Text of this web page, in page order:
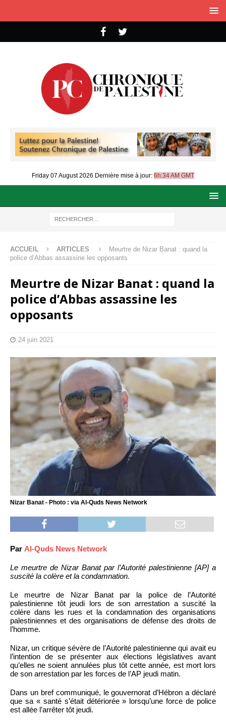
Friday 07 August 2026 Dernière mise à jour: 6h:34 AM GMT
ACCUEIL ARTICLES
Meurtre de Nizar Banat : quand la
police d’Abbas assassine les opposants
Meurtre de Nizar Banat : quand la
police d’Abbas assassine les
opposants
24 juin 2021
Nizar Banat - Photo : via Al-Quds News Network
Par Al-Quds News Network
Le meurtre de Nizar Banat par l’Autorité palestinienne [AP] a
suscité la colère et la condamnation.
Le meurtre de Nizar Banat par la police de l’Autorité
palestinienne tôt jeudi lors de son arrestation a suscité la
colère dans les rues et la condamnation des organisations
palestiniennes et des organisations de défense des droits de
l’homme.
Nizar, un critique sévère de l’Autorité palestinienne qui avait eu
l’intention de se présenter aux élections législatives avant
qu’elles ne soient annulées plus tôt cette année, est mort lors
de son arrestation par les forces de l’AP jeudi matin.
Dans un bref communiqué, le gouvernorat d’Hébron a déclaré
que sa « santé s’était détériorée » lorsqu’une force de police
est allée l’arrêter tôt jeudi.